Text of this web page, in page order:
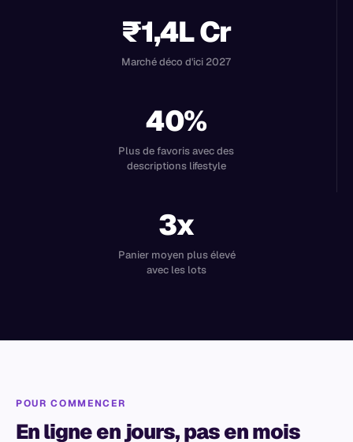
₹1,4L Cr
Marché déco d'ici 2027
40%
Plus de favoris avec des
descriptions lifestyle
3x
Panier moyen plus élevé
avec les lots
POUR COMMENCER
En ligne en jours, pas en mois